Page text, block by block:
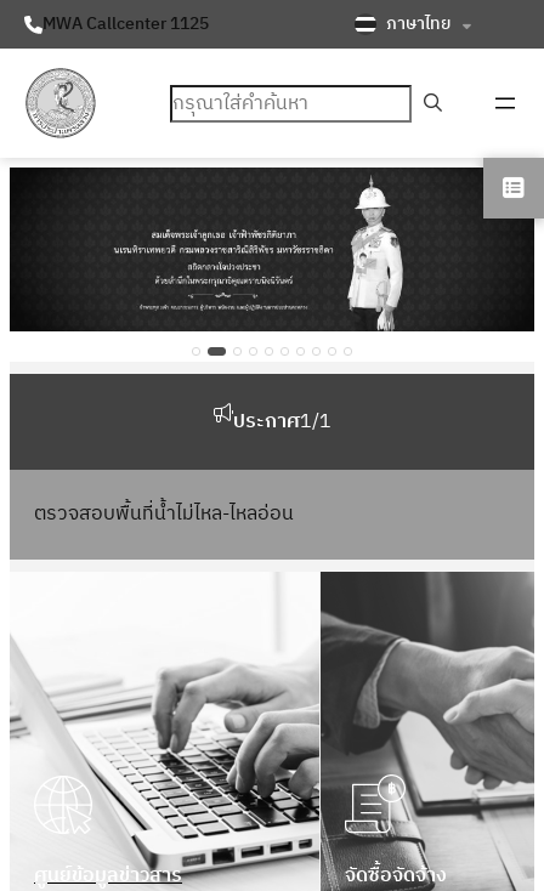
MWA Callcenter 1125 ภาษาไทย
ค้นหา
ประกาศ1/1
ตรวจสอบพื้นที่น้ำไม่ไหล-ไหลอ่อน
ศูนย์ข้อมูลข่าวสาร จัดซื้อจัดจ้าง